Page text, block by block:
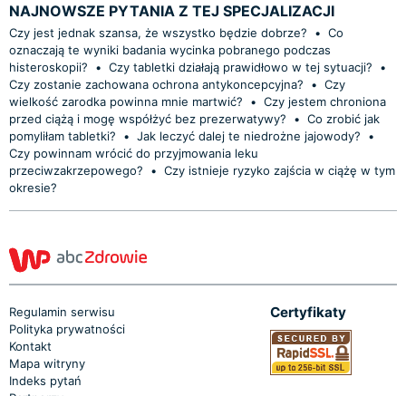
NAJNOWSZE PYTANIA Z TEJ SPECJALIZACJI
Czy jest jednak szansa, że wszystko będzie dobrze? • Co
oznaczają te wyniki badania wycinka pobranego podczas
histeroskopii?
• Czy tabletki działają prawidłowo w tej sytuacji?
•
Czy zostanie zachowana ochrona antykoncepcyjna?
• Czy
wielkość zarodka powinna mnie martwić?
• Czy jestem chroniona
przed ciążą i mogę współżyć bez prezerwatywy?
• Co zrobić jak
pomyliłam tabletki?
• Jak leczyć dalej te niedrożne jajowody?
•
Czy powinnam wrócić do przyjmowania leku
przeciwzakrzepowego?
• Czy istnieje ryzyko zajścia w ciążę w tym
okresie?
Regulamin serwisu
Polityka prywatności
Kontakt
Mapa witryny
Indeks pytań
Certyfikaty